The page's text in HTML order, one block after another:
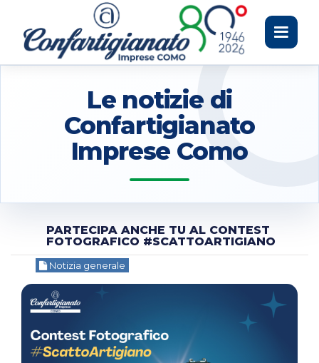
Toggle
Le notizie di
Confartigianato
Imprese Como
PARTECIPA ANCHE TU AL CONTEST
FOTOGRAFICO #SCATTOARTIGIANO
Notizia generale